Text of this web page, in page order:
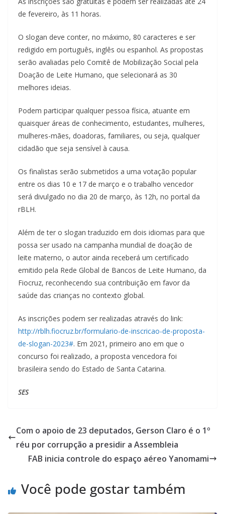
de fevereiro, às 11 horas.
O slogan deve conter, no máximo, 80 caracteres e ser
redigido em português, inglês ou espanhol. As propostas
serão avaliadas pelo Comitê de Mobilização Social pela
Doação de Leite Humano, que selecionará as 30
melhores ideias.
Podem participar qualquer pessoa física, atuante em
quaisquer áreas de conhecimento, estudantes, mulheres,
mulheres-mães, doadoras, familiares, ou seja, qualquer
cidadão que seja sensível à causa.
Os finalistas serão submetidos a uma votação popular
entre os dias 10 e 17 de março e o trabalho vencedor
será divulgado no dia 20 de março, às 12h, no portal da
rBLH.
Além de ter o slogan traduzido em dois idiomas para que
possa ser usado na campanha mundial de doação de
leite materno, o autor ainda receberá um certificado
emitido pela Rede Global de Bancos de Leite Humano, da
Fiocruz, reconhecendo sua contribuição em favor da
saúde das crianças no contexto global.
As inscrições podem ser realizadas através do link:
http://rblh.fiocruz.br/formulario-de-inscricao-de-proposta-
de-slogan-2023#. Em 2021, primeiro ano em que o
concurso foi realizado, a proposta vencedora foi
brasileira sendo do Estado de Santa Catarina.
SES
Com o apoio de 23 deputados, Gerson Claro é o 1º
réu por corrupção a presidir a Assembleia
FAB inicia controle do espaço aéreo Yanomami
Você pode gostar também